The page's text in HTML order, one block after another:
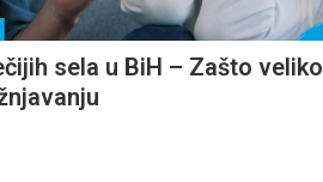
sela u BiH – Zašto veliko